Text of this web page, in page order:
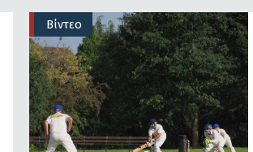
Βίντεο